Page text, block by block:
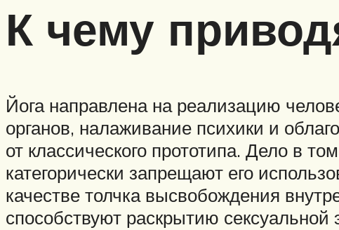
К чему
Йога направлена на реализацию
органов, налаживание психики и
от классического прототипа. Дело в
категорически запрещают его
качестве толчка высвобождения
способствуют раскрытию